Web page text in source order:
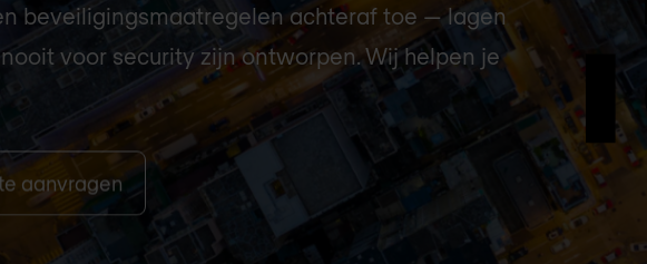
beveiligingsmaatregelen achteraf toe — lagen
voor security zijn ontworpen. Wij helpen je
aanvragen